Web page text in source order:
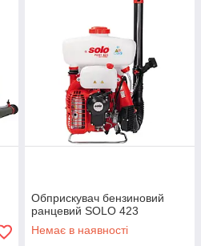
Обприскувач бензиновий
ранцевий SOLO 423
Немає в наявності